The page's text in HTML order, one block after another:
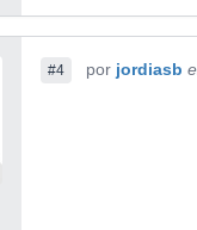
#4 por jordiasb